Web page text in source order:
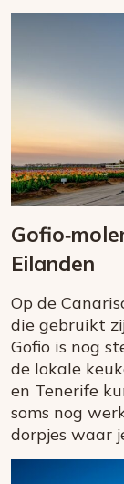
Eilanden
Op de
die gebruikt
Gofio is nog
de lokale
en Tenerife
soms nog
dorpjes waar